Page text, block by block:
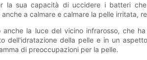
sua capacità di uccidere i batteri
a calmare e calmare la pelle
anche la luce del vicino infrarosso, che
dell'idratazione della pelle e in un
di preoccupazioni per la pelle.